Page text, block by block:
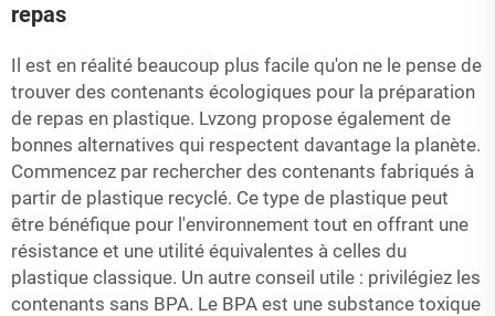
repas
Il est en réalité beaucoup plus facile qu'on ne le pense de
trouver des contenants écologiques pour la préparation
de repas en plastique. Lvzong propose également de
bonnes alternatives qui respectent davantage la planète.
Commencez par rechercher des contenants fabriqués à
partir de plastique recyclé. Ce type de plastique peut
être bénéfique pour l'environnement tout en offrant une
résistance et une utilité équivalentes à celles du
plastique classique. Un autre conseil utile : privilégiez les
contenants sans BPA. Le BPA est une substance toxique